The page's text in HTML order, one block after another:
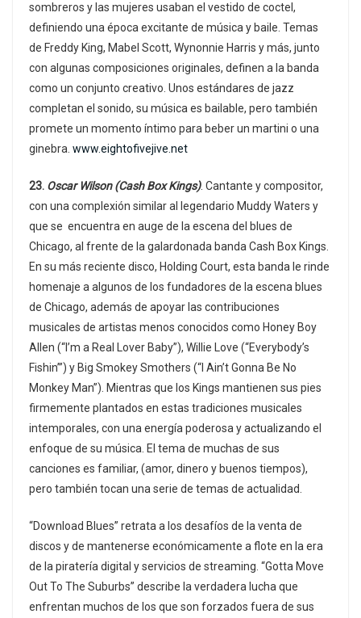
sombreros y las mujeres usaban el vestido de coctel,
definiendo una época excitante de música y baile. Temas
de Freddy King, Mabel Scott, Wynonnie Harris y más, junto
con algunas composiciones originales, definen a la banda
como un conjunto creativo. Unos estándares de jazz
completan el sonido, su música es bailable, pero también
promete un momento íntimo para beber un martini o una
ginebra. www.eightofivejive.net
23. Oscar Wilson (Cash Box Kings). Cantante y compositor,
con una complexión similar al legendario Muddy Waters y
que se encuentra en auge de la escena del blues de
Chicago, al frente de la galardonada banda Cash Box Kings.
En su más reciente disco, Holding Court, esta banda le rinde
homenaje a algunos de los fundadores de la escena blues
de Chicago, además de apoyar las contribuciones
musicales de artistas menos conocidos como Honey Boy
Allen (“I’m a Real Lover Baby”), Willie Love (“Everybody’s
Fishin’”) y Big Smokey Smothers (“I Ain’t Gonna Be No
Monkey Man”). Mientras que los Kings mantienen sus pies
firmemente plantados en estas tradiciones musicales
intemporales, con una energía poderosa y actualizando el
enfoque de su música. El tema de muchas de sus
canciones es familiar, (amor, dinero y buenos tiempos),
pero también tocan una serie de temas de actualidad.
“Download Blues” retrata a los desafíos de la venta de
discos y de mantenerse económicamente a flote en la era
de la piratería digital y servicios de streaming. “Gotta Move
Out To The Suburbs” describe la verdadera lucha que
enfrentan muchos de los que son forzados fuera de sus